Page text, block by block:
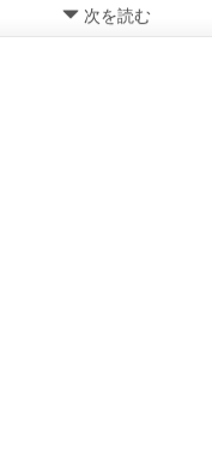
次を読む